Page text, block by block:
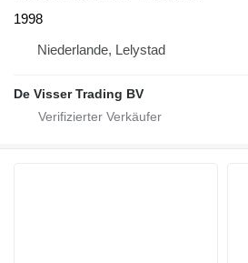
1998
Niederlande, Lelystad
De Visser Trading BV